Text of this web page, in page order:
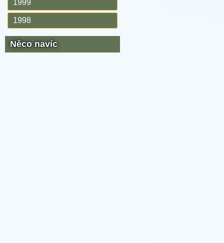
1999
1998
Něco navíc